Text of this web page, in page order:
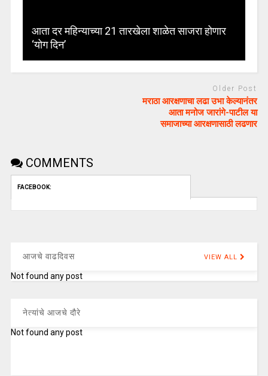
आता दर महिन्याच्या 21 तारखेला शाळेत साजरा होणार
‘योग दिन’
Older Post
मराठा आरक्षणाचा लढा उभा केल्यानंतर
आता मनोज जारांगे-पाटील या
समाजाच्या आरक्षणासाठी लढणार
COMMENTS
FACEBOOK:
आजचे वाढदिवस VIEW ALL
Not found any post
नेत्यांचे आजचे दौरे
Not found any post